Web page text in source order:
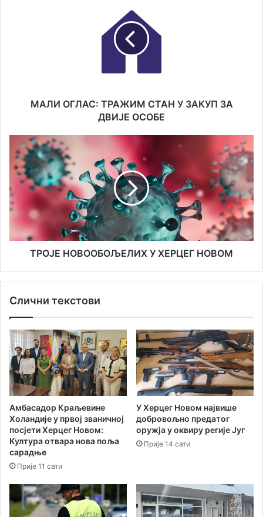
МАЛИ ОГЛАС: ТРАЖИМ СТАН У ЗАКУП ЗА
ДВИЈЕ ОСОБЕ
ТРОЈЕ
НОВООБОЉЕЛИХ
ХЕРЦЕГ
НОВОМ
ТРОЈЕ НОВООБОЉЕЛИХ У ХЕРЦЕГ НОВОМ
Слични текстови
Амбасадор Краљевине
Холандије у првој званичној
посјети Херцег Новом:
Култура отвара нова поља
сарадње
Прије 11 сати
У Херцег Новом највише
добровољно предатог
оружја у оквиру регије Југ
Прије 14 сати